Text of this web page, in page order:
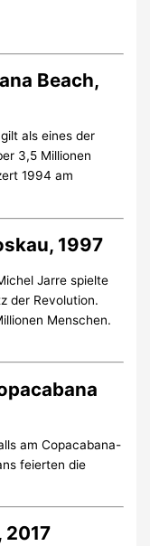
Beach,
als eines der
3,5 Millionen
1994 am
1997
Jarre spielte
der Revolution.
Menschen.
am Copacabana-
feierten die
2017